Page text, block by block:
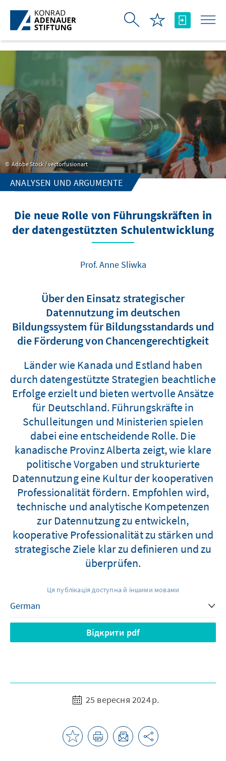
Skip to Main Content
Adobe Stock / vectorfusionart
ANALYSEN UND ARGUMENTE
Die neue Rolle von Führungskräften in
der datengestützten Schulentwicklung
Prof. Anne Sliwka
Über den Einsatz strategischer
Datennutzung im deutschen
Bildungssystem für Bildungsstandards und
die Förderung von Chancengerechtigkeit
Länder wie Kanada und Estland haben
durch datengestützte Strategien beachtliche
Erfolge erzielt und bieten wertvolle Ansätze
für Deutschland. Führungskräfte in
Schulleitungen und Ministerien spielen
dabei eine entscheidende Rolle. Die
kanadische Provinz Alberta zeigt, wie klare
politische Vorgaben und strukturierte
Datennutzung eine Kultur der kooperativen
Professionalität fördern. Empfohlen wird,
technische und analytische Kompetenzen
zur Datennutzung zu entwickeln,
kooperative Professionalität zu stärken und
strategische Ziele klar zu definieren und zu
überprüfen.
Ця публікація доступна й іншими мовами
Відкрити pdf
25 вересня 2024 р.